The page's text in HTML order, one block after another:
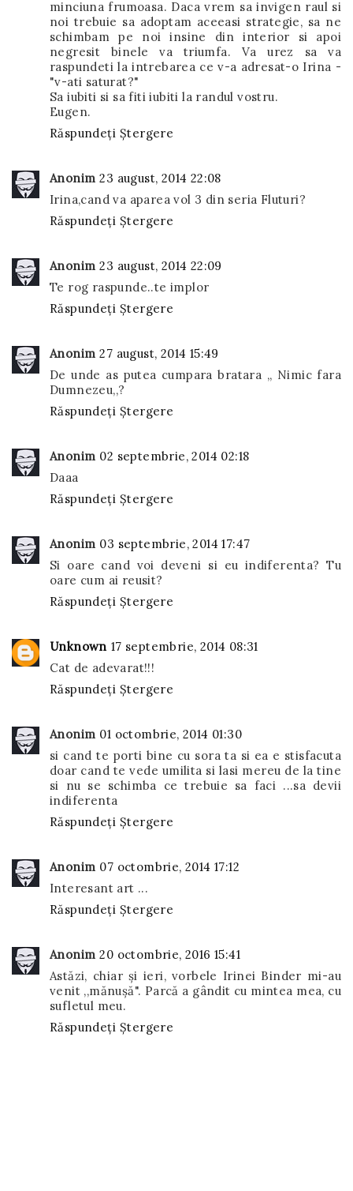
minciuna frumoasa. Daca vrem sa invigen raul si
noi trebuie sa adoptam aceeasi strategie, sa ne
schimbam pe noi insine din interior si apoi
negresit binele va triumfa. Va urez sa va
raspundeti la intrebarea ce v-a adresat-o Irina -
"v-ati saturat?"
Sa iubiti si sa fiti iubiti la randul vostru.
Eugen.
Răspundeți Ștergere
Anonim 23 august, 2014 22:08
Irina,cand va aparea vol 3 din seria Fluturi?
Răspundeți Ștergere
Anonim 23 august, 2014 22:09
Te rog raspunde..te implor
Răspundeți Ștergere
Anonim 27 august, 2014 15:49
De unde as putea cumpara bratara ,, Nimic fara
Dumnezeu,,?
Răspundeți Ștergere
Anonim 02 septembrie, 2014 02:18
Daaa
Răspundeți Ștergere
Anonim 03 septembrie, 2014 17:47
Si oare cand voi deveni si eu indiferenta? Tu
oare cum ai reusit?
Răspundeți Ștergere
Unknown 17 septembrie, 2014 08:31
Cat de adevarat!!!
Răspundeți Ștergere
Anonim 01 octombrie, 2014 01:30
si cand te porti bine cu sora ta si ea e stisfacuta
doar cand te vede umilita si lasi mereu de la tine
si nu se schimba ce trebuie sa faci ...sa devii
indiferenta
Răspundeți Ștergere
Anonim 07 octombrie, 2014 17:12
Interesant art ...
Răspundeți Ștergere
Anonim 20 octombrie, 2016 15:41
Astăzi, chiar și ieri, vorbele Irinei Binder mi-au
venit ,,mănușă". Parcă a gândit cu mintea mea, cu
sufletul meu.
Răspundeți Ștergere